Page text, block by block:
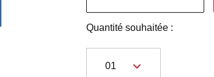
Quantité souhaitée :